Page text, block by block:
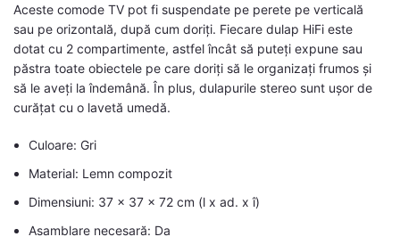
Aceste comode TV pot fi suspendate pe perete pe verticală
sau pe orizontală, după cum doriți. Fiecare dulap HiFi este
dotat cu 2 compartimente, astfel încât să puteți expune sau
păstra toate obiectele pe care doriți să le organizați frumos și
să le aveți la îndemână. În plus, dulapurile stereo sunt ușor de
curățat cu o lavetă umedă.
Culoare: Gri
Material: Lemn compozit
Dimensiuni: 37 x 37 x 72 cm (l x ad. x î)
Asamblare necesară: Da